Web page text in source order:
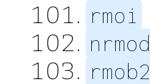
rmoi
nrmod
rmob2